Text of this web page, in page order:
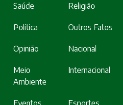
Saúde Religião
Política Outros Fatos
Opinião Nacional
Meio
Ambiente
Internacional
Eventos Esportes